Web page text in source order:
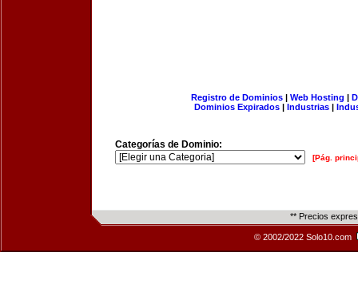
Registro de Dominios| Web Hosting |
Dominios Expirados | Industrias |
Categorías de Dominio:
[Pág.
** Precios
© 2002/2022 Solo10.com